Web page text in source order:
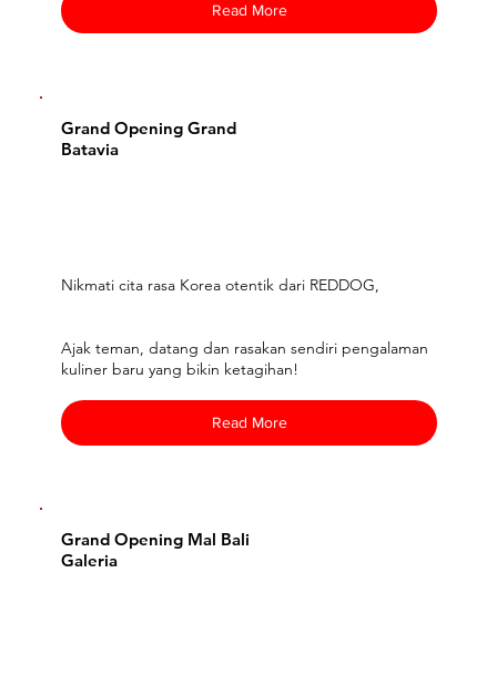
Read More
Grand Opening Grand
Batavia
Nikmati cita rasa Korea otentik dari REDDOG,
Ajak teman, datang dan rasakan sendiri pengalaman
kuliner baru yang bikin ketagihan!
Read More
Grand Opening Mal Bali
Galeria